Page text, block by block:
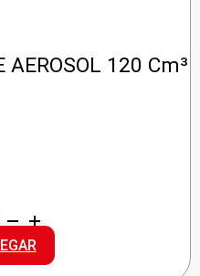
AEROSOL 120 Cm³